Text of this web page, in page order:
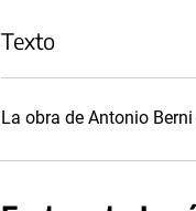
Texto
La obra de Antonio